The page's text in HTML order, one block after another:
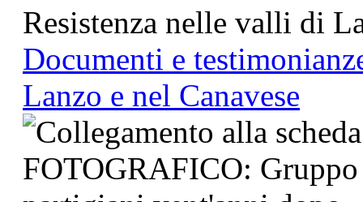
Documenti e
Lanzo e nel Canavese